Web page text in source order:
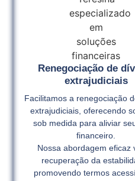
Renegociação de
extrajudiciais
Facilitamos a renegociação
extrajudiciais, oferecendo
sob medida para aliviar
financeiro.
Nossa abordagem eficaz
recuperação da
promovendo termos